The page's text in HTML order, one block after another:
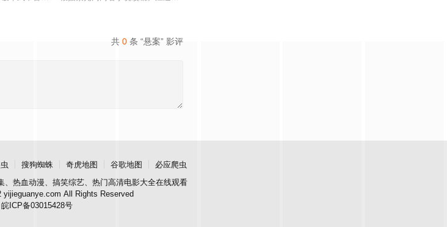
共 0 条 “悬案” 影评
搜狗蜘蛛 奇虎地图 谷歌地图
必应爬虫
、热血动漫、搞笑综艺、热门高清电影大全在线观看
yijieguanye.com All Rights Reserved
皖ICP备03015428号